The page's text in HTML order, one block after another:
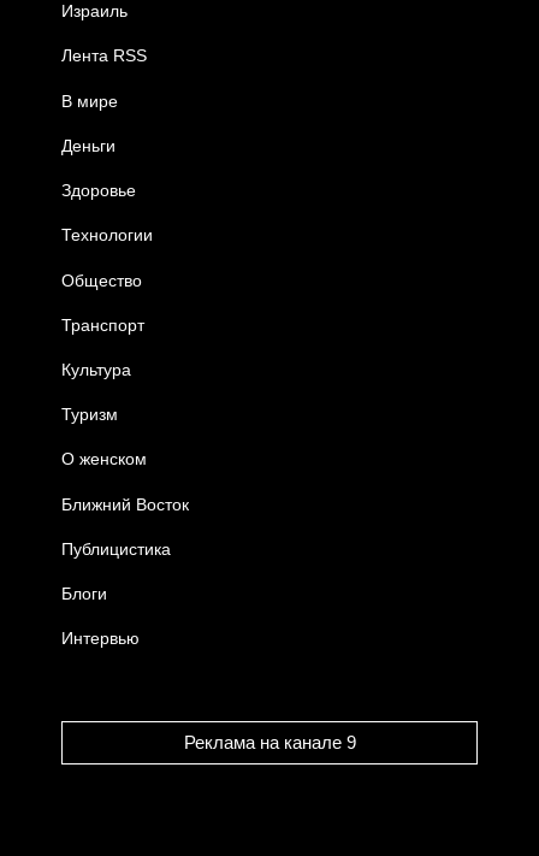
Израиль
Лента RSS
В мире
Деньги
Здоровье
Технологии
Общество
Транспорт
Культура
Туризм
О женском
Ближний Восток
Публицистика
Блоги
Интервью
Реклама на канале 9